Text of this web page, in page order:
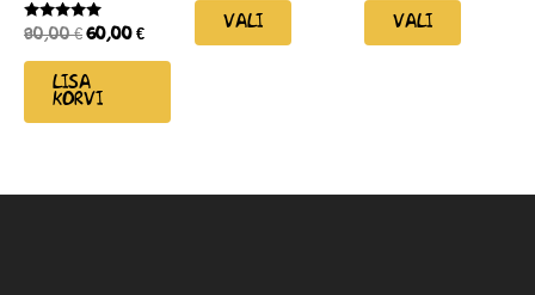
HINNANGUGA
/
80,00€ 60,00 €
LISA
KORVI
VALI VALI